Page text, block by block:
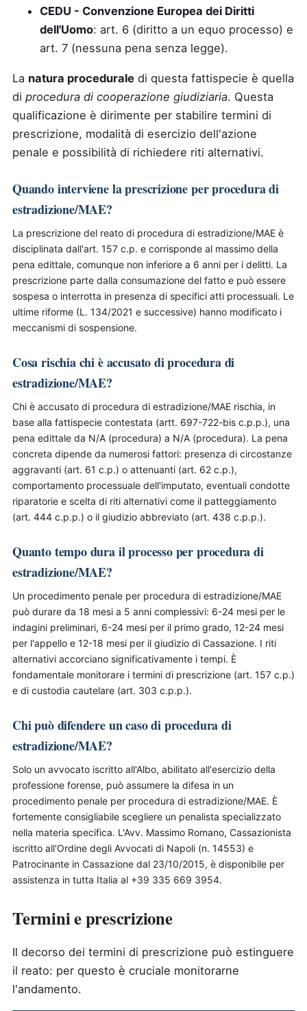
CEDU - Convenzione Europea dei Diritti
dell'Uomo: art. 6 (diritto a un equo processo) e
art. 7 (nessuna pena senza legge).
La natura procedurale di questa fattispecie è quella
di procedura di cooperazione giudiziaria. Questa
qualificazione è dirimente per stabilire termini di
prescrizione, modalità di esercizio dell'azione
penale e possibilità di richiedere riti alternativi.
Quando interviene la prescrizione per procedura di
estradizione/MAE?
La prescrizione del reato di procedura di estradizione/MAE è
disciplinata dall'art. 157 c.p. e corrisponde al massimo della
pena edittale, comunque non inferiore a 6 anni per i delitti. La
prescrizione parte dalla consumazione del fatto e può essere
sospesa o interrotta in presenza di specifici atti processuali. Le
ultime riforme (L. 134/2021 e successive) hanno modificato i
meccanismi di sospensione.
Cosa rischia chi è accusato di procedura di
estradizione/MAE?
Chi è accusato di procedura di estradizione/MAE rischia, in
base alla fattispecie contestata (artt. 697-722-bis c.p.p.), una
pena edittale da N/A (procedura) a N/A (procedura). La pena
concreta dipende da numerosi fattori: presenza di circostanze
aggravanti (art. 61 c.p.) o attenuanti (art. 62 c.p.),
comportamento processuale dell'imputato, eventuali condotte
riparatorie e scelta di riti alternativi come il patteggiamento
(art. 444 c.p.p.) o il giudizio abbreviato (art. 438 c.p.p.).
Quanto tempo dura il processo per procedura di
estradizione/MAE?
Un procedimento penale per procedura di estradizione/MAE
può durare da 18 mesi a 5 anni complessivi: 6-24 mesi per le
indagini preliminari, 6-24 mesi per il primo grado, 12-24 mesi
per l'appello e 12-18 mesi per il giudizio di Cassazione. I riti
alternativi accorciano significativamente i tempi. È
fondamentale monitorare i termini di prescrizione (art. 157 c.p.)
e di custodia cautelare (art. 303 c.p.p.).
Chi può difendere un caso di procedura di
estradizione/MAE?
Solo un avvocato iscritto all'Albo, abilitato all'esercizio della
professione forense, può assumere la difesa in un
procedimento penale per procedura di estradizione/MAE. È
fortemente consigliabile scegliere un penalista specializzato
nella materia specifica. L'Avv. Massimo Romano, Cassazionista
iscritto all'Ordine degli Avvocati di Napoli (n. 14553) e
Patrocinante in Cassazione dal 23/10/2015, è disponibile per
assistenza in tutta Italia al +39 335 669 3954.
Termini e prescrizione
Il decorso dei termini di prescrizione può estinguere
il reato: per questo è cruciale monitorarne
l'andamento.